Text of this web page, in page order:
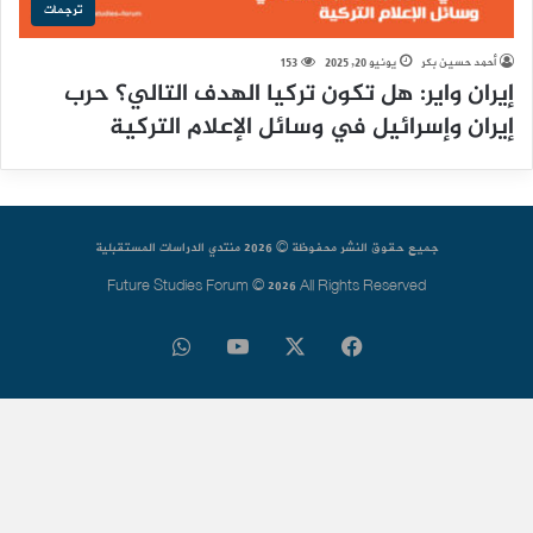
ترجمات
أحمد حسين بكر يونيو 20, 2025 153
إيران واير: هل تكون تركيا الهدف التالي؟ حرب
إيران وإسرائيل في وسائل الإعلام التركية
جميع حقوق النشر محفوظة © 2026 منتدي الدراسات المستقبلية
Future Studies Forum © 2026 All Rights Reserved
فيسبوك ‫YouTube